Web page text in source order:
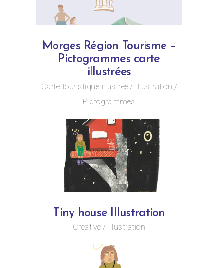
Morges Région Tourisme –
Pictogrammes carte
illustrées
Carte touristique illustrée
Illustration
Pictogrammes
Tiny house Illustration
Creative Illustration